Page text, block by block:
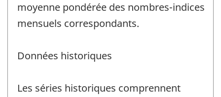
moyenne pondérée des nombres-indices
mensuels correspondants.
Données historiques
Les séries historiques comprennent